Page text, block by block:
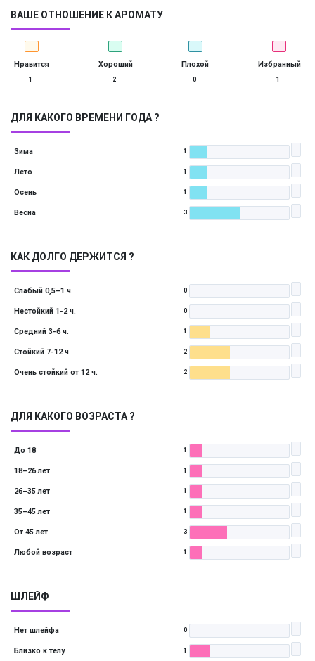
ВАШЕ ОТНОШЕНИЕ К АРОМАТУ
Нравится
1
Хороший
2
Плохой
0
Избранный
1
ДЛЯ КАКОГО ВРЕМЕНИ ГОДА ?
Зима 1
Лето 1
Осень 1
Весна 3
КАК ДОЛГО ДЕРЖИТСЯ ?
Слабый 0,5–1 ч. 0
Нестойкий 1-2 ч. 0
Средний 3-6 ч. 1
Стойкий 7-12 ч. 2
Очень стойкий от 12 ч. 2
ДЛЯ КАКОГО ВОЗРАСТА ?
До 18 1
18–26 лет 1
26–35 лет 1
35–45 лет 1
От 45 лет 3
Любой возраст 1
ШЛЕЙФ
Нет шлейфа 0
Близко к телу 1